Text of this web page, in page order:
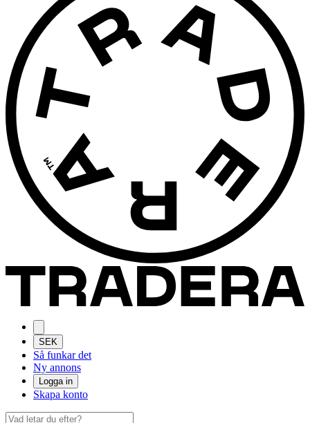
SEK
Så funkar det
Ny annons
Logga in
Skapa konto